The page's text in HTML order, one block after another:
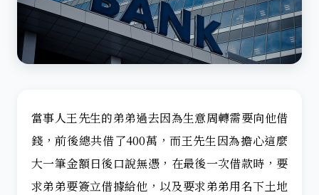
當事人王先生的弟弟過去因為生意周轉需要向他借
錢，前後總共借了400萬，而王先生因為擔心這麼
大一筆金額日後口說無憑，在最後一次借款時，要
求弟弟要簽立借據給他，以及要求弟弟用名下土地